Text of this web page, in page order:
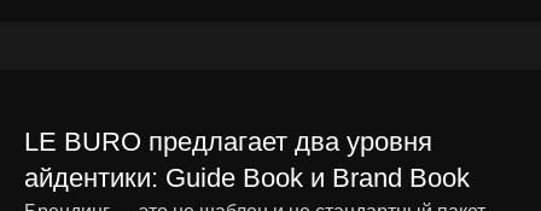
LE BURO предлагает два уровня
айдентики: Guide Book и Brand Book